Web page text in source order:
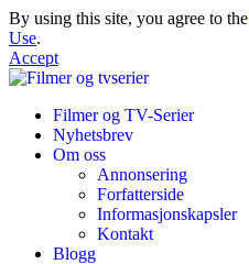
By using this site, you agree to the
Use.
Accept
Filmer og TV-Serier
Nyhetsbrev
Om oss
Annonsering
Forfatterside
Informasjonskapsler
Kontakt
Blogg